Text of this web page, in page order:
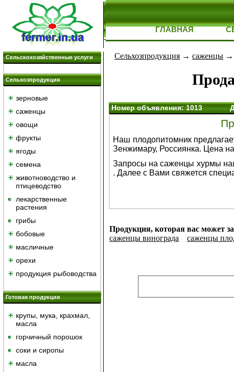
ГЛАВНАЯ
Сельскохозяйственные услуги
Сельхозпродукция
зерновые
саженцы
овощи
фрукты
ягоды
семена
животноводство и
птицеводство
лекарственные
растения
грибы
бобовые
масличные
орехи
продукция рыбоводства
Готовая продукция
крупы, мука, крахмал,
масла
горчичный порошок
cоки и сиропы
масла
Сельхозпродукция → саженцы →
Номер объявления: 1013
Наш плодопитомник
Зенжимару, Россиянка. Цена
Запросы на саженцы хурмы
. Далее с Вами свяжется
Продукция, которая вас может
саженцы винограда
саженцы